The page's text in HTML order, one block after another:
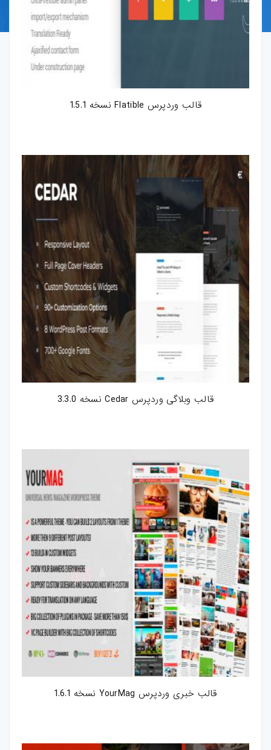
قالب-whmcs
بروشور-و-کاتالوگ
کارت-ویزیت
موکاپ
وکتور
قالب-پست-
استوری
تصاویر-استوک
میکس-و-مونتاژ
فوتیج
پروژه-افتر-افکت
اکشن-فتوشاپ
براش-فتوشاپ
فیلتر-فتوشاپ
استایل-فتوشاپ
پریست-لایتروم
اسکریپت
اسکریپت-php
اپلیکیشن
قالب وردپرس Flatible نسخه 1.5.1
قالب وبلاگی وردپرس Cedar نسخه 3.3.0
قالب خبری وردپرس YourMag نسخه 1.6.1